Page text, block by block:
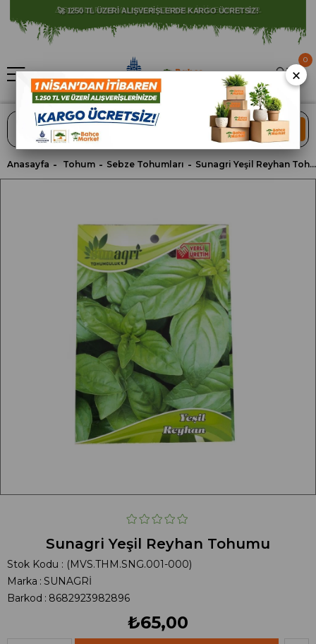
⚠️ SATIŞLARIMIZ YALNIZCA İSTANBUL İLİ İLE SINIRLIDIR.
ARA
0
Anasayfa Tohum Sebze Tohumları Sunagri Yeşil Reyhan Tohumu
Sunagri Yeşil Reyhan Tohumu
Stok Kodu
(MVS.THM.SNG.001-000)
Marka : SUNAGRİ
Barkod : 8682923982896
₺65,00
×